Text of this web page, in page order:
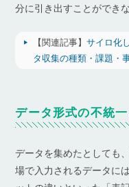
分に引き出すことができ
【関連記事】サイロ化
タ収集の種類・課題・
データ形式の不統
データを集めたとしても
場で入力されるデータに